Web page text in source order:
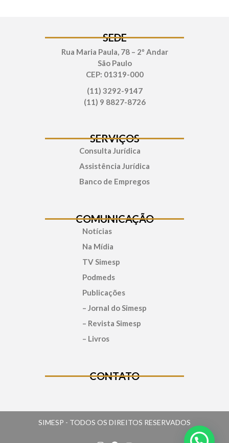
SEDE
Rua Maria Paula, 78 – 2º Andar
São Paulo
CEP: 01319-000
(11) 3292-9147
(11) 9 8827-8726
SERVIÇOS
Consulta Jurídica
Assistência Jurídica
Banco de Empregos
COMUNICAÇÃO
Notícias
Na Mídia
TV Simesp
Podmeds
Publicações
– Jornal do Simesp
– Revista Simesp
– Livros
CONTATO
SIMESP - TODOS OS DIREITOS RESERVADOS